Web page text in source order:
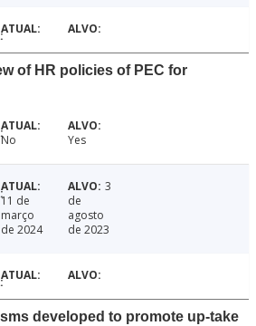
of HR policies of PEC for
No Yes
11 de
março
de 2024
3
de
agosto
de 2023
developed to promote up-take